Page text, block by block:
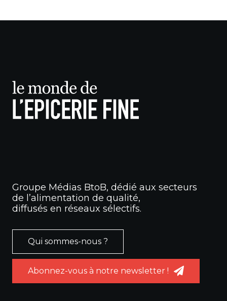
Groupe Médias BtoB, dédié aux secteurs
de l’alimentation de qualité,
diffusés en réseaux sélectifs.
Qui sommes-nous ?
Abonnez-vous à notre newsletter !